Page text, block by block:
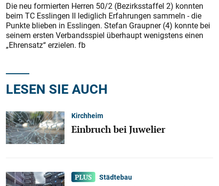
Die neu formierten Herren 50/2 (Bezirksstaffel 2) konnten
beim TC Esslingen II lediglich Erfahrungen sammeln - die
Punkte blieben in Esslingen. Stefan Graupner (4) konnte bei
seinem ersten Verbandsspiel überhaupt wenigstens einen
„Ehrensatz“ erzielen. fb
LESEN SIE AUCH
Kirchheim
Einbruch bei Juwelier
Städtebau